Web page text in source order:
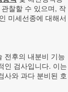
찰할 수 있으며, 작
미세선종에 대해서
전후의 내분비 기능
인 검사입니다. 이는
사와 과다 분비된 호